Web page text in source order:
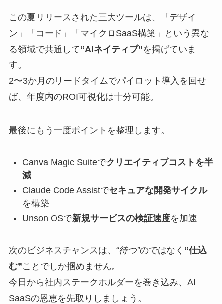
この夏リリースされた三大ツールは、「デザイ
ン」「コード」「マイクロSaaS構築」という異な
る領域で共通して“AIネイティブ”を掲げていま
す。
2〜3か月のリードタイムでパイロット導入を回せ
ば、年度内のROI可視化は十分可能。
最後にもう一度ポイントを整理します。
Canva Magic Suiteでクリエイティブコストを半
減
Claude Code Assistでセキュアな開発サイクル
を構築
Unson OSで新規サービスの検証速度を加速
次のビジネスチャンスは、 “待つ”のではなく “仕込
む”ことでしか掴めません。
今日から社内ステークホルダーを巻き込み、AI
SaaSの恩恵を先取りしましょう。